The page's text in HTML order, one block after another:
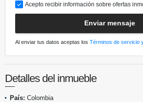
Acepto recibir información sobre ofertas
Enviar mensaje
Al enviar tus datos aceptas los Términos de servicio
Detalles del inmueble
País: Colombia